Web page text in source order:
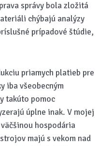
správy bola zložitá
chýbajú analýzy
prípadové štúdie,
priamych platieb pre
iba všeobecným
takúto pomoc
úplne inak. V mojej
hospodária
majú s vekom nad